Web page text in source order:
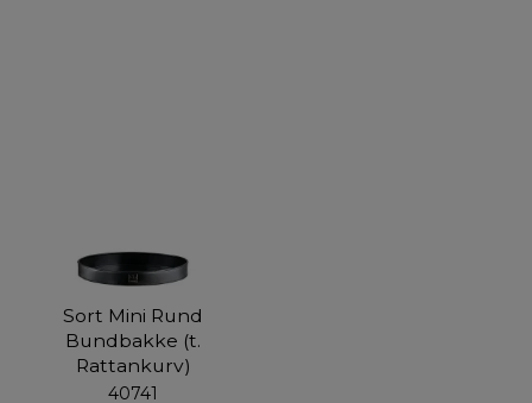
Sort Mini Rund
Bundbakke (t.
Rattankurv)
40741